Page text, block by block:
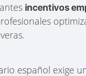
incentivos
español exige